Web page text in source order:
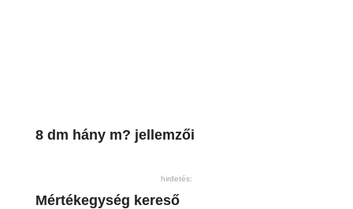
8 dm hány m? jellemzői
hirdetés:
Mértékegység kereső